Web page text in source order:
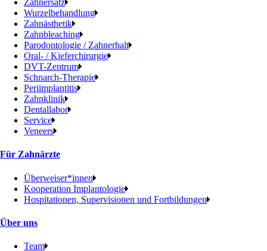
Zahnersatz
Wurzelbehandlung
Zahnästhetik
Zahnbleaching
Parodontologie / Zahnerhalt
Oral- / Kieferchirurgie
DVT-Zentrum
Schnarch-Therapie
Periimplantitis
Zahnklinik
Dentallabor
Service
Veneers
Für Zahnärzte
Überweiser*innen
Kooperation Implantologie
Hospitationen, Supervisionen und Fortbildungen
Über uns
Team